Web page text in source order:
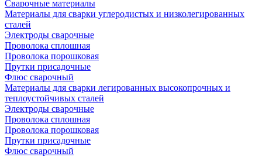
Сварочные материалы
Материалы для сварки углеродистых и низколегированных
сталей
Электроды сварочные
Проволока сплошная
Проволока порошковая
Прутки присадочные
Флюс сварочный
Материалы для сварки легированных высокопрочных и
теплоустойчивых сталей
Электроды сварочные
Проволока сплошная
Проволока порошковая
Прутки присадочные
Флюс сварочный